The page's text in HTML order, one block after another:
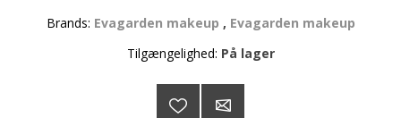
Brands: Evagarden makeup , Evagarden makeup
Tilgængelighed: På lager